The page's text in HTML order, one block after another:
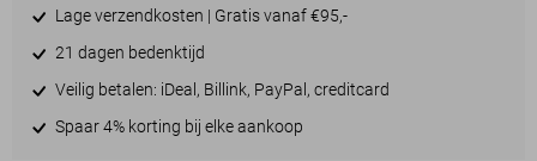
Lage verzendkosten | Gratis vanaf €95,-
21 dagen bedenktijd
Veilig betalen: iDeal, Billink, PayPal, creditcard
Spaar 4% korting bij elke aankoop